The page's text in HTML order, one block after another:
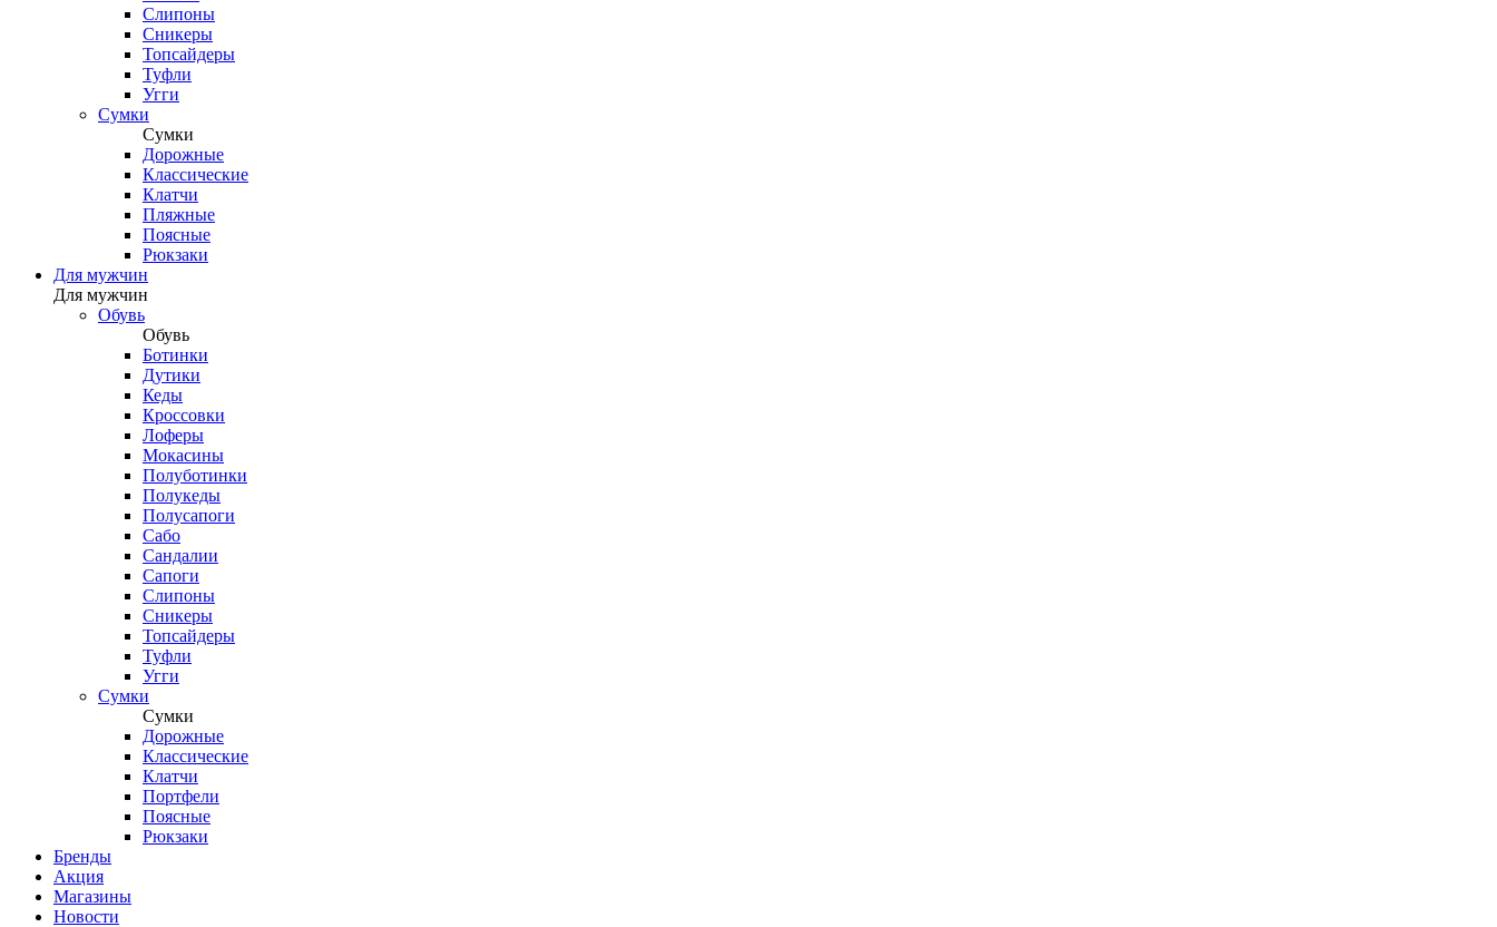
Слипоны
Сникеры
Топсайдеры
Туфли
Угги
Сумки
Сумки
Дорожные
Классические
Клатчи
Пляжные
Поясные
Рюкзаки
Для мужчин
Для мужчин
Обувь
Обувь
Ботинки
Дутики
Кеды
Кроссовки
Лоферы
Мокасины
Полуботинки
Полукеды
Полусапоги
Сабо
Сандалии
Сапоги
Слипоны
Сникеры
Топсайдеры
Туфли
Угги
Сумки
Сумки
Дорожные
Классические
Клатчи
Портфели
Поясные
Рюкзаки
Бренды
Акция
Магазины
Новости